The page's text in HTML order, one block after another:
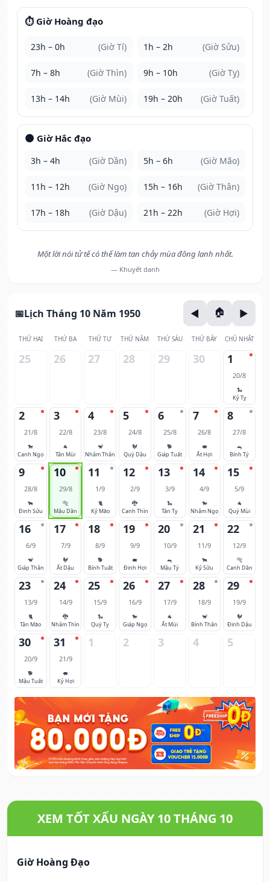
⏱️ Giờ Hoàng đạo
23h – 0h (Giờ Tí) 1h – 2h (Giờ Sửu)
7h – 8h (Giờ Thìn) 9h – 10h (Giờ Tỵ)
13h – 14h (Giờ Mùi) 19h – 20h (Giờ Tuất)
🌑 Giờ Hắc đạo
3h – 4h (Giờ Dần) 5h – 6h (Giờ Mão)
11h – 12h (Giờ Ngọ) 15h – 16h (Giờ Thân)
17h – 18h (Giờ Dậu) 21h – 22h (Giờ Hợi)
Một lời nói tử tế có thể làm tan chảy mùa đông lạnh nhất.
— Khuyết danh
Lịch Tháng 10 Năm 1950
THỨ HAI THỨ BA THỨ TƯ THỨ NĂM THỨ SÁU THỨ BẢY CHỦ NHẬT
25 26 27 28 29 30 1
20/8
🐍
Kỷ Tỵ
2
21/8
🐎
Canh Ngọ
3
22/8
🐐
Tân Mùi
4
23/8
🐒
Nhâm Thân
5
24/8
🐓
Quý Dậu
6
25/8
🐕
Giáp Tuất
7
26/8
🐖
Ất Hợi
8
27/8
🐀
Bính Tý
9
28/8
🐂
Đinh Sửu
10
29/8
🐅
Mậu Dần
11
1/9
🐈
Kỷ Mão
12
2/9
🐉
Canh Thìn
13
3/9
🐍
Tân Tỵ
14
4/9
🐎
Nhâm Ngọ
15
5/9
🐐
Quý Mùi
16
6/9
🐒
Giáp Thân
17
7/9
🐓
Ất Dậu
18
8/9
🐕
Bính Tuất
19
9/9
🐖
Đinh Hợi
20
10/9
🐀
Mậu Tý
21
11/9
🐂
Kỷ Sửu
22
12/9
🐅
Canh Dần
23
13/9
🐈
Tân Mão
24
14/9
🐉
Nhâm Thìn
25
15/9
🐍
Quý Tỵ
26
16/9
🐎
Giáp Ngọ
27
17/9
🐐
Ất Mùi
28
18/9
🐒
Bính Thân
29
19/9
🐓
Đinh Dậu
30
20/9
🐕
Mậu Tuất
31
21/9
🐖
Kỷ Hợi
1 2 3 4 5
XEM TỐT XẤU NGÀY 10 THÁNG 10
Giờ Hoàng Đạo